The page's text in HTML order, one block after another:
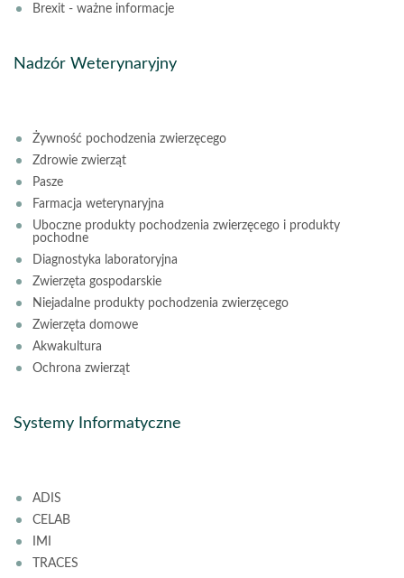
Brexit - ważne informacje
Nadzór Weterynaryjny
Żywność pochodzenia zwierzęcego
Zdrowie zwierząt
Pasze
Farmacja weterynaryjna
Uboczne produkty pochodzenia zwierzęcego i produkty
pochodne
Diagnostyka laboratoryjna
Zwierzęta gospodarskie
Niejadalne produkty pochodzenia zwierzęcego
Zwierzęta domowe
Akwakultura
Ochrona zwierząt
Systemy Informatyczne
ADIS
CELAB
IMI
TRACES